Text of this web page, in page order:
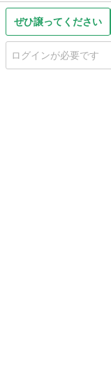
ぜひ譲ってください